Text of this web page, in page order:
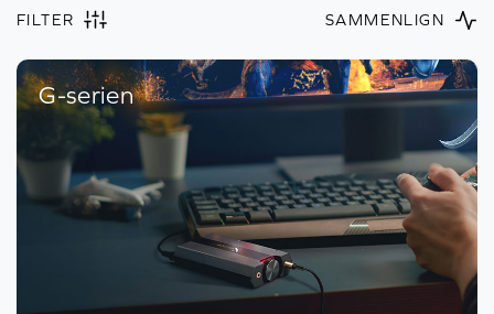
FILTER SAMMENLIGN
G-serien